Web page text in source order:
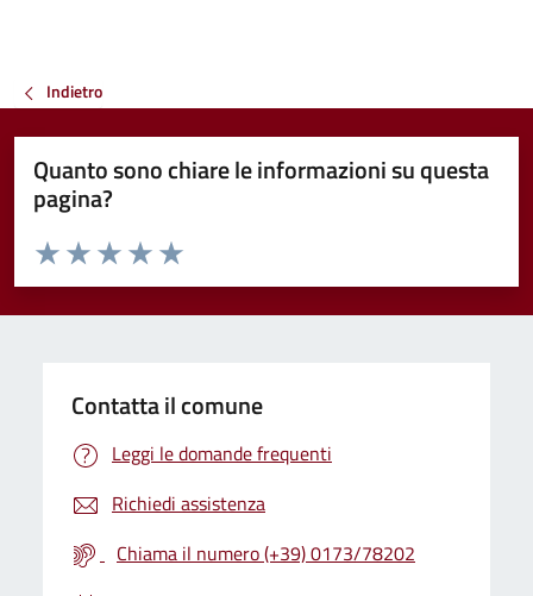
Indietro
Quanto sono chiare le informazioni su questa
pagina?
Valuta da 1 a 5 stelle la pagina
Valuta 5 stelle su 5
Valuta 4 stelle su 5
Valuta 3 stelle su 5
Valuta 2 stelle su 5
Valuta 1 stelle su 5
Contatta il comune
Leggi le domande frequenti
Richiedi assistenza
Chiama il numero (+39) 0173/78202